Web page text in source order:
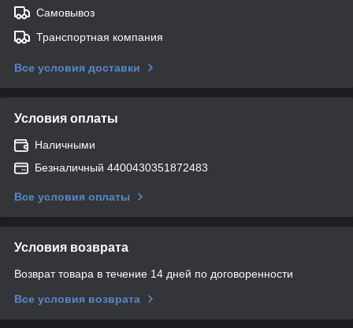
Самовывоз
Транспортная компания
Все условия доставки
Условия оплаты
Наличными
Безналичный 4400430351872483
Все условия оплаты
Условия возврата
Возврат товара в течение 14 дней по договоренности
Все условия возврата